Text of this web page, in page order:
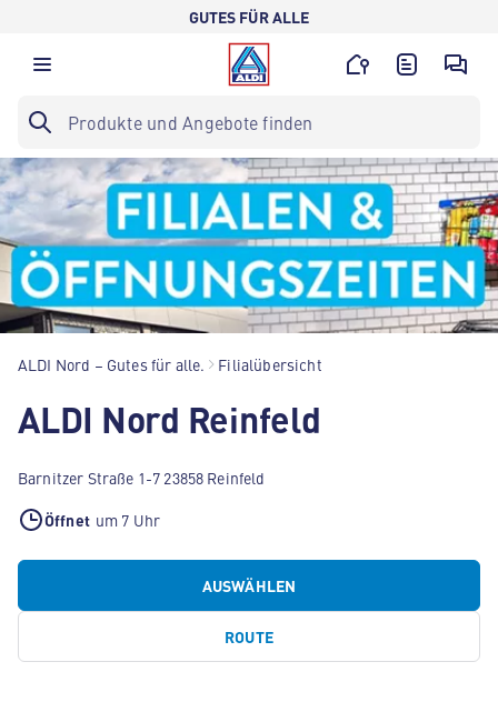
GUTES FÜR ALLE
ALDI Nord – Gutes für alle. Filialübersicht
ALDI Nord Reinfeld
Barnitzer Straße 1-7 23858 Reinfeld
Öffnet um 7 Uhr
AUSWÄHLEN
ROUTE